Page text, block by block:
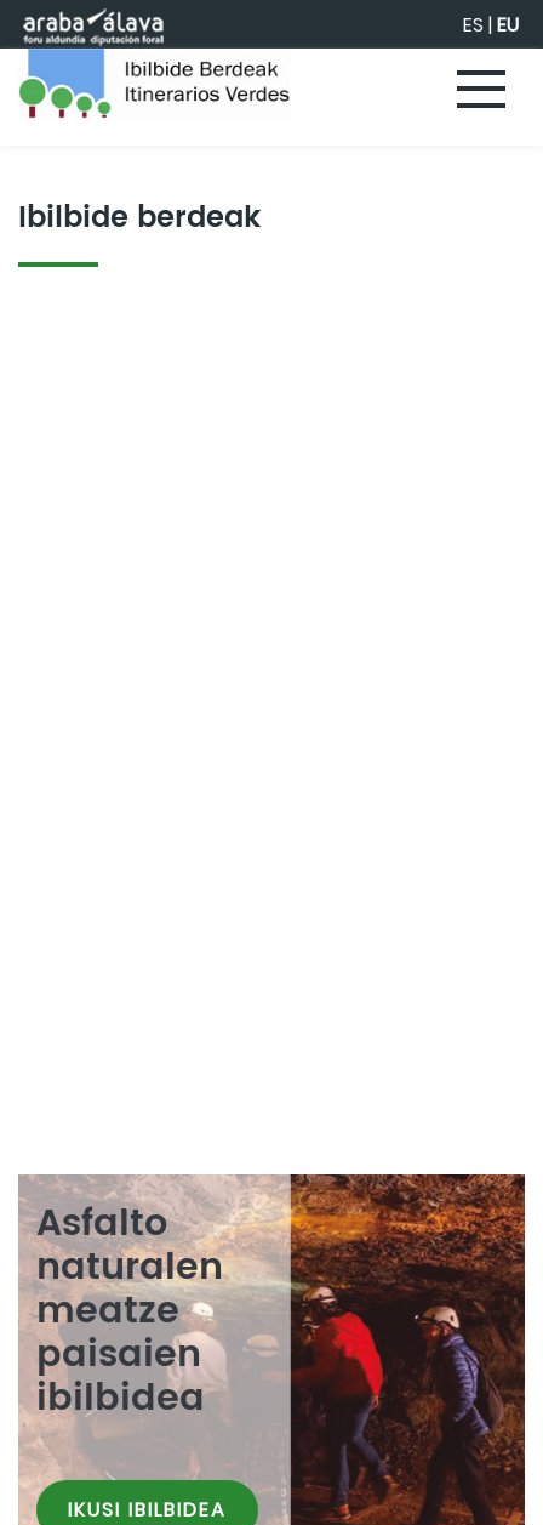
Eduki nagusira joan ES |EU
Ibilbide berdeak
Asfalto
naturalen
meatze
paisaien
ibilbidea
IKUSI IBILBIDEA